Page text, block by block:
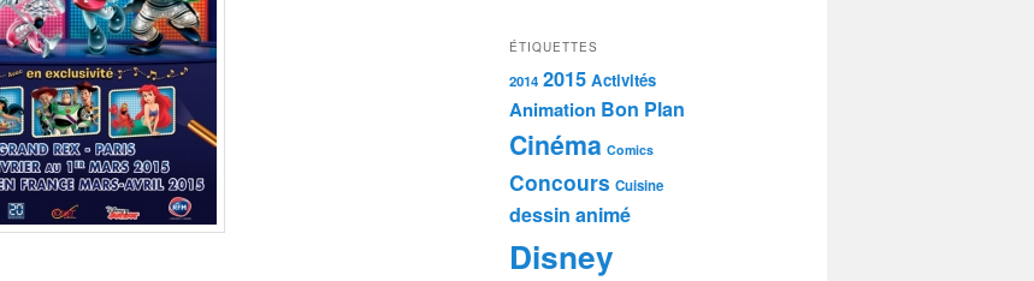
ÉTIQUETTES
2014 2015 Activités
Animation Bon Plan
Cinéma Comics
Concours Cuisine
dessin animé
Disney